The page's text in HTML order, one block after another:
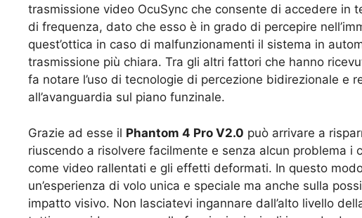
trasmissione video OcuSync che consente di accedere in
di frequenza, dato che esso è in grado di percepire
quest’ottica in caso di malfunzionamenti il sistema in
trasmissione più chiara. Tra gli altri fattori che hanno
fa notare l’uso di tecnologie di percezione bidirezionale e
all’avanguardia sul piano funzinale.
Grazie ad esse il Phantom 4 Pro V2.0 può arrivare a
riuscendo a risolvere facilmente e senza alcun problema i
come video rallentati e gli effetti deformati. In questo
un’esperienza di volo unica e speciale ma anche sulla
impatto visivo. Non lasciatevi ingannare dall’alto livello